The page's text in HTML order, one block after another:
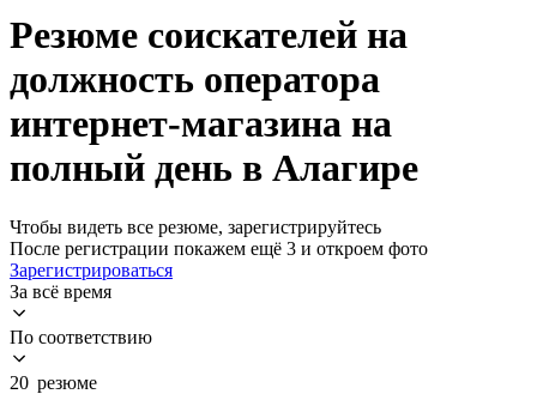
Резюме соискателей на
должность оператора
интернет-магазина на
полный день в Алагире
Чтобы видеть все резюме, зарегистрируйтесь
После регистрации покажем ещё 3 и откроем фото
Зарегистрироваться
За всё время
По соответствию
20 резюме